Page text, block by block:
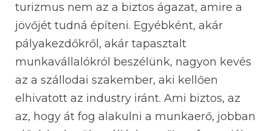
turizmus nem az a biztos ágazat, amire a
jövőjét tudná építeni. Egyébként, akár
pályakezdőkről, akár tapasztalt
munkavállalókról beszélünk, nagyon kevés
az a szállodai szakember, aki kellően
elhivatott az industry iránt. Ami biztos, az
az, hogy át fog alakulni a munkaerő, jobban